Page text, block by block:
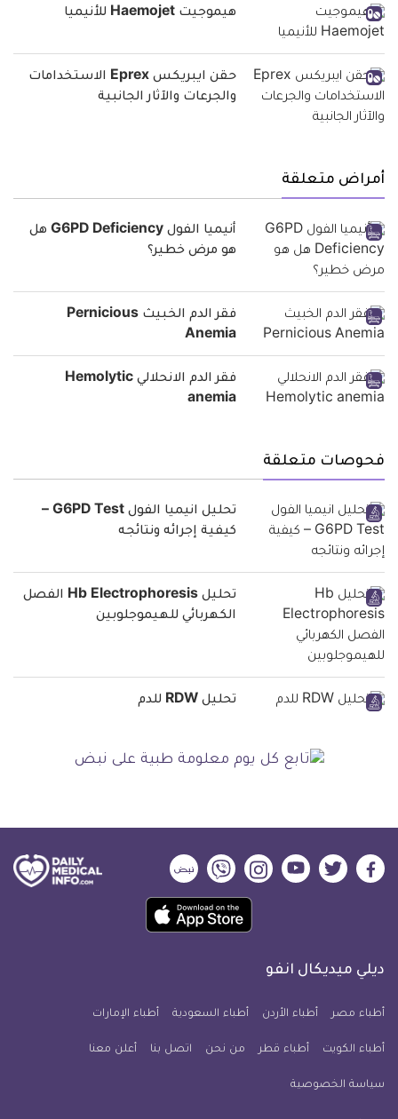
هيموجيت Haemojet للأنيميا
حقن ايبريكس Eprex الاستخدامات
والجرعات والآثار الجانبية
أمراض متعلقة
أنيميا الفول G6PD Deficiency هل
هو مرض خطير؟
فقر الدم الخبيث Pernicious
Anemia
فقر الدم الانحلالي Hemolytic
anemia
فحوصات متعلقة
تحليل انيميا الفول G6PD Test –
كيفية إجرائه ونتائجه
تحليل Hb Electrophoresis الفصل
الكهربائي للهيموجلوبين
تحليل RDW للدم
ديلي
فيسبوك
ديلي
تويتر
ديلي
ميديكال
يوتيوب
ديلي
ميديكال
انفو
ديلي
ميديكال
انفو
ديلي
ميديكال
انفو
حمل
تطبيق
معلومة
للآيفون
ديلي ميديكال انفو
أطباء مصر أطباء الأردن أطباء السعودية أطباء الإمارات
أطباء الكويت أطباء قطر من نحن اتصل بنا أعلن معنا
سياسة الخصوصية